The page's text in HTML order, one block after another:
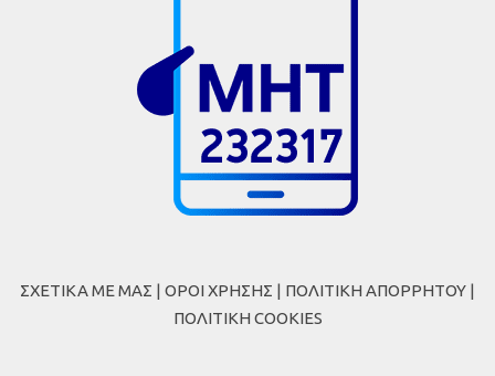
ΣΧΕΤΙΚΑ ΜΕ ΜΑΣ | ΟΡΟΙ ΧΡΗΣΗΣ | ΠΟΛΙΤΙΚΗ ΑΠΟΡΡΗΤΟΥ |
ΠΟΛΙΤΙΚΗ COOKIES